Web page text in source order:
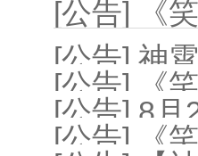
[公告] 《
[公告] 神
[公告] 《
[公告] 8月
[公告] 《